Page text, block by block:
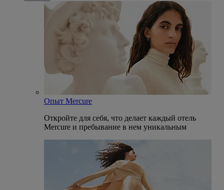
Опыт Mercure
Откройте для себя, что делает каждый отель
Mercure и пребывание в нем уникальным